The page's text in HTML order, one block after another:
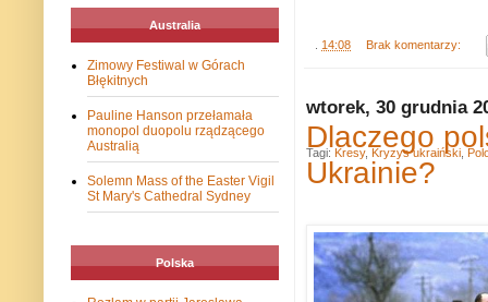
14:08 Brak komentarzy:
wtorek, 30 grudnia
Dlaczego
Ukrainie?
Tagi: Kresy, Kryzys ukraiński
Australia
Zimowy Festiwal w Górach
Błękitnych
Pauline Hanson przełamała
monopol duopolu rządzącego
Australią
Solemn Mass of the Easter Vigil
St Mary's Cathedral Sydney
Polska